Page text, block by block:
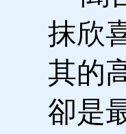
抹欣
其的
卻是